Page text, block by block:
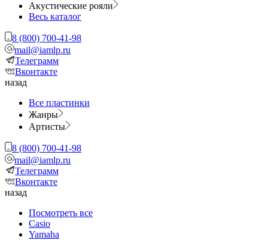
Акустические рояли
Весь каталог
8 (800) 700-41-98
mail@iamlp.ru
Телеграмм
Вконтакте
назад
Все пластинки
Жанры
Артисты
8 (800) 700-41-98
mail@iamlp.ru
Телеграмм
Вконтакте
назад
Посмотреть все
Casio
Yamaha